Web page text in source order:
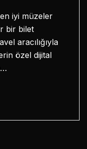
iyi müzeler
bir bilet
aracılığıyla
özel dijital